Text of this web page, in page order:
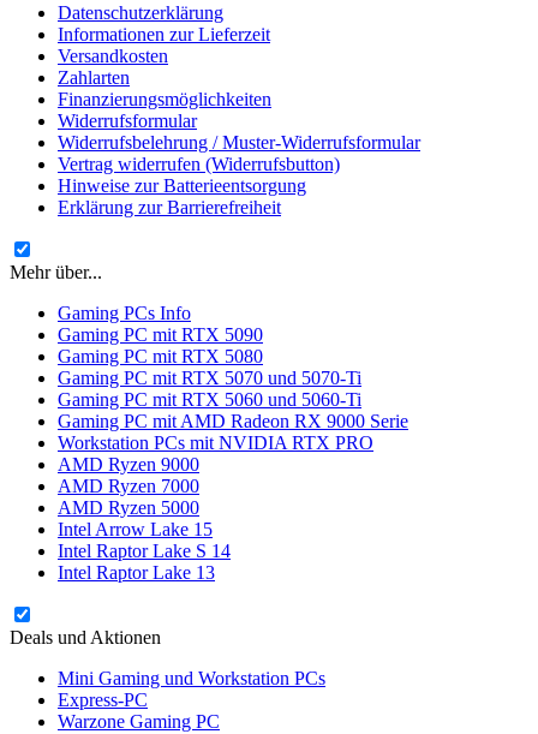
Datenschutzerklärung
Informationen zur Lieferzeit
Versandkosten
Zahlarten
Finanzierungsmöglichkeiten
Widerrufsformular
Widerrufsbelehrung / Muster-Widerrufsformular
Vertrag widerrufen (Widerrufsbutton)
Hinweise zur Batterieentsorgung
Erklärung zur Barrierefreiheit
Mehr über...
Gaming PCs Info
Gaming PC mit RTX 5090
Gaming PC mit RTX 5080
Gaming PC mit RTX 5070 und 5070-Ti
Gaming PC mit RTX 5060 und 5060-Ti
Gaming PC mit AMD Radeon RX 9000 Serie
Workstation PCs mit NVIDIA RTX PRO
AMD Ryzen 9000
AMD Ryzen 7000
AMD Ryzen 5000
Intel Arrow Lake 15
Intel Raptor Lake S 14
Intel Raptor Lake 13
Deals und Aktionen
Mini Gaming und Workstation PCs
Express-PC
Warzone Gaming PC